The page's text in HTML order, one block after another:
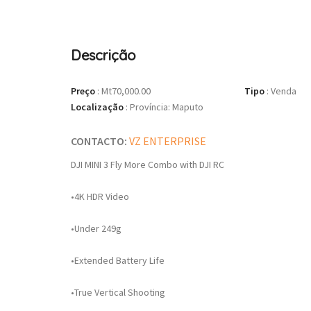
Descrição
Preço : Mt70,000.00 Tipo : Venda
Localização : Província: Maputo
CONTACTO: VZ ENTERPRISE
DJI MINI 3 Fly More Combo with DJI RC
•4K HDR Video
•Under 249g
•Extended Battery Life
•True Vertical Shooting